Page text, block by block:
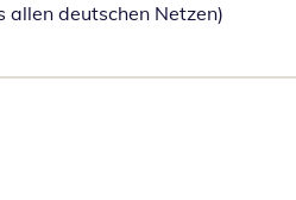
allen deutschen Netzen)